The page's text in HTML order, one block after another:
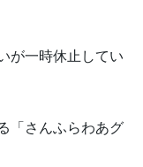
時休止してい
「さんふらわあグ